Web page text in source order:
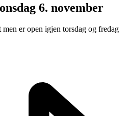
6. november
er open igjen torsdag og fredag